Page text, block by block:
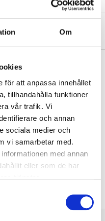
Om
för att anpassa innehållet
tillhandahålla funktioner
vår trafik. Vi
och annan
sociala medier och
vi samarbetar med.
med annan
eller som de har
Hämta
För mer information om
villkor.
också